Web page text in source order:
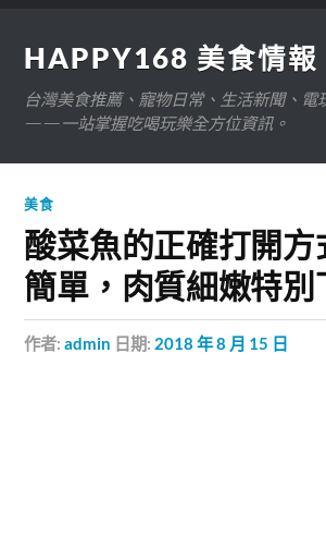
HAPPY168 美食情報
台灣美食推薦、寵物日常、生活新聞、電
——一站掌握吃喝玩樂全方位資訊。
美食
酸菜魚的正確打開方
簡單，肉質細嫩特別
作者:admin 日期: 2018 年 8 月 15 日